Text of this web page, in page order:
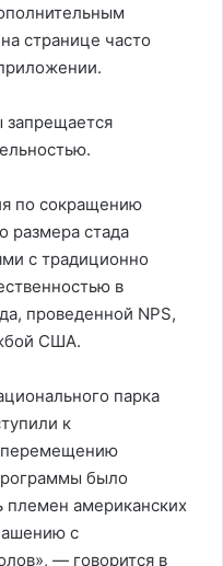
странице часто
запрещается
по сокращению
размера стада
с традиционно
в
проведенной NPS,
США.
парка
к
перемещению
было
племен американских
с
— говорится в